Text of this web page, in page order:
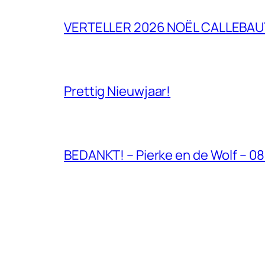
VERTELLER 2026 NOËL
Prettig Nieuwjaar!
BEDANKT! – Pierke en de Wolf –